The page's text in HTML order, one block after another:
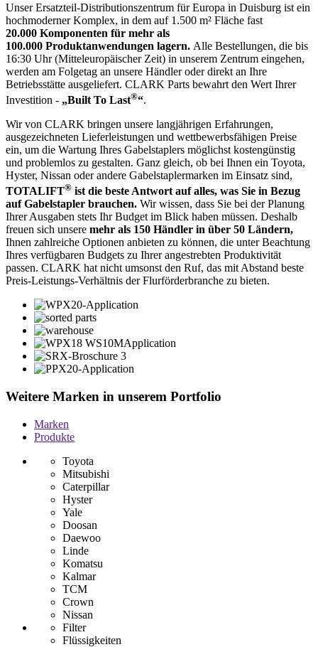
Unser Ersatzteil-Distributionszentrum für Europa in Duisburg ist ein
hochmoderner Komplex, in dem auf 1.500 m² Fläche fast
20.000 Komponenten für mehr als
100.000 Produktanwendungen lagern. Alle Bestellungen, die bis
16:30 Uhr (Mitteleuropäischer Zeit) in unserem Zentrum eingehen,
werden am Folgetag an unsere Händler oder direkt an Ihre
Betriebsstätte ausgeliefert. CLARK Parts bewahrt den Wert Ihrer
Investition - „Built To Last®“.
Wir von CLARK bringen unsere langjährigen Erfahrungen,
ausgezeichneten Lieferleistungen und wettbewerbsfähigen Preise
ein, um die Wartung Ihres Gabelstaplers möglichst kostengünstig
und problemlos zu gestalten. Ganz gleich, ob bei Ihnen ein Toyota,
Hyster, Nissan oder andere Gabelstaplermarken im Einsatz sind,
TOTALIFT® ist die beste Antwort auf alles, was Sie in Bezug
auf Gabelstapler brauchen. Wir wissen, dass Sie bei der Planung
Ihrer Ausgaben stets Ihr Budget im Blick haben müssen. Deshalb
freuen sich unsere mehr als 150 Händler in über 50 Ländern,
Ihnen zahlreiche Optionen anbieten zu können, die unter Beachtung
Ihres verfügbaren Budgets zu Ihrer angestrebten Produktivität
passen. CLARK hat nicht umsonst den Ruf, das mit Abstand beste
Preis-Leistungs-Verhältnis der Flurförderbranche zu bieten.
Weitere Marken in unserem Portfolio
Marken
Produkte
Toyota
Mitsubishi
Caterpillar
Hyster
Yale
Doosan
Daewoo
Linde
Komatsu
Kalmar
TCM
Crown
Nissan
Filter
Flüssigkeiten